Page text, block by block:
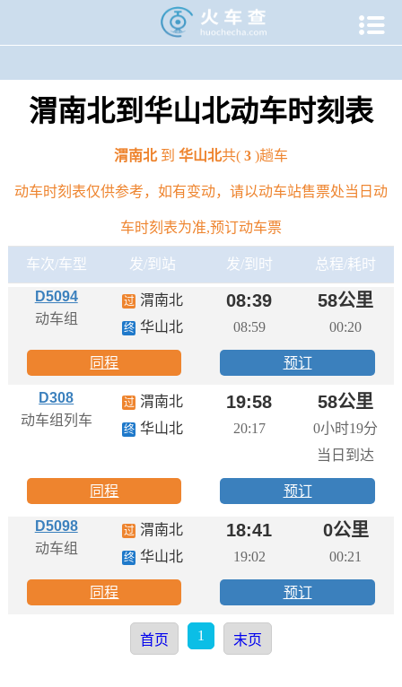

渭南北到华山北动车时刻表
渭南北到 华山北共( 3)趟车
动车时刻表仅供参考，如有变动，请以动车站售票处当日动
车时刻表为准,预订动车票
车次/车型 发/到站 发/到时 总程/耗时
D5094
动车组
过 渭南北
终 华山北
08:39
08:59
58公里
00:20
同程 预订
D308
动车组列车
过 渭南北
终 华山北
19:58
20:17
58公里
0小时19分
当日到达
同程 预订
D5098
动车组
过 渭南北
终 华山北
18:41
19:02
0公里
00:21
同程 预订
首页 1 末页